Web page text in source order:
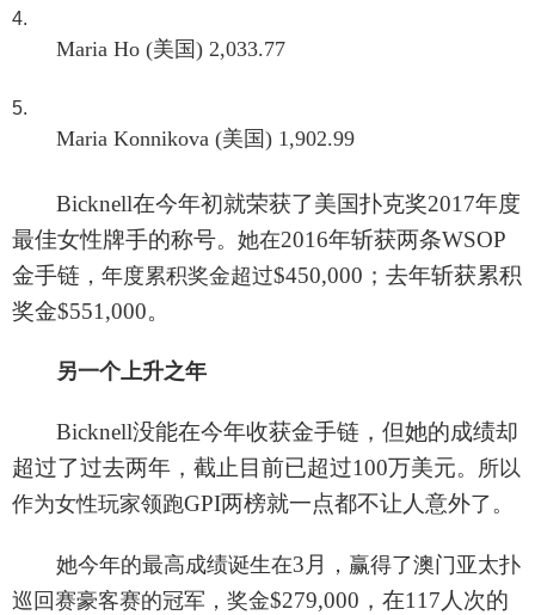
Maria Ho (美国) 2,033.77
Maria Konnikova (美国) 1,902.99
Bicknell在今年初就荣获了美国扑克奖2017年度
最佳女性牌手的称号。她在2016年斩获两条WSOP
金手链 ，年度累积奖金超过$450,000；去年斩获累积
奖金$551,000。
另一个上升之年
Bicknell没能在今年收获金手链，但她的成绩却
超过了过去两年，截止目前已超过100万美元。所以
作为女性玩家领跑GPI两榜就一点都不让人意外了。
她今年的最高成绩诞生在3月 ，赢得了澳门亚太扑
巡回赛豪客赛的冠军，奖金$279,000，在117人次的